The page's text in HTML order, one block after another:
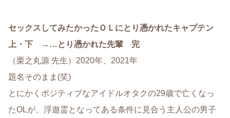
セックスしてみたかったＯＬにとり憑かれたキャプテン
上・下 →…とり憑かれた先輩 完
（栗之丸源 先生）2020年、2021年
題名そのまま(笑)
とにかくポジティブなアイドルオタクの29歳で亡くなっ
たOLが、浮遊霊となってある条件に見合う主人公の男子